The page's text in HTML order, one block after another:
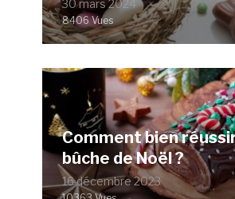
30 mars 2024
8406 Vues
Comment bien
bûche de Noël ?
16 décembre 2023